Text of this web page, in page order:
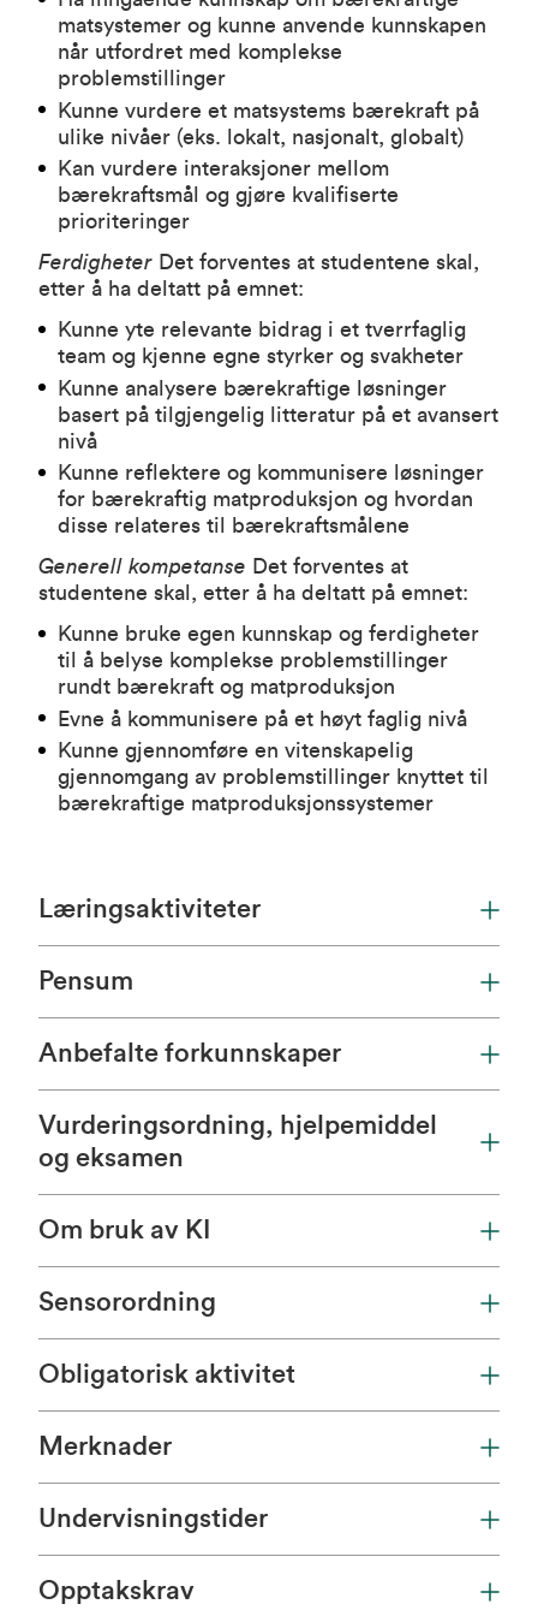
matsystemer og kunne anvende kunnskapen
når utfordret med komplekse
problemstillinger
Kunne vurdere et matsystems bærekraft på
ulike nivåer (eks. lokalt, nasjonalt, globalt)
Kan vurdere interaksjoner mellom
bærekraftsmål og gjøre kvalifiserte
prioriteringer
Ferdigheter Det forventes at studentene skal,
etter å ha deltatt på emnet:
Kunne yte relevante bidrag i et tverrfaglig
team og kjenne egne styrker og svakheter
Kunne analysere bærekraftige løsninger
basert på tilgjengelig litteratur på et avansert
nivå
Kunne reflektere og kommunisere løsninger
for bærekraftig matproduksjon og hvordan
disse relateres til bærekraftsmålene
Generell kompetanse Det forventes at
studentene skal, etter å ha deltatt på emnet:
Kunne bruke egen kunnskap og ferdigheter
til å belyse komplekse problemstillinger
rundt bærekraft og matproduksjon
Evne å kommunisere på et høyt faglig nivå
Kunne gjennomføre en vitenskapelig
gjennomgang av problemstillinger knyttet til
bærekraftige matproduksjonssystemer
Læringsaktiviteter
Pensum
Anbefalte forkunnskaper
Vurderingsordning, hjelpemiddel
og eksamen
Om bruk av KI
Sensorordning
Obligatorisk aktivitet
Merknader
Undervisningstider
Opptakskrav